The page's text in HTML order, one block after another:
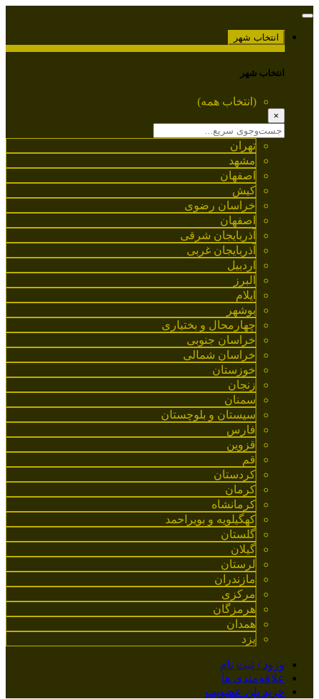
انتخاب شهر
انتخاب شهر
(انتخاب همه)
×
تهران
مشهد
اصفهان
کیش
خراسان رضوی
اصفهان
آذربایجان شرقی
آذربایجان غربی
اردبیل
البرز
ایلام
بوشهر
چهارمحال و بختیاری
خراسان جنوبی
خراسان شمالی
خوزستان
زنجان
سمنان
سیستان و بلوچستان
فارس
قزوین
قم
کردستان
کرمان
کرمانشاه
کهگیلویه و بویراحمد
گلستان
گیلان
لرستان
مازندران
مرکزی
هرمزگان
همدان
یزد
ورود / ثبت نام
علاقه‌مندی ها
خرید پلن عضویت